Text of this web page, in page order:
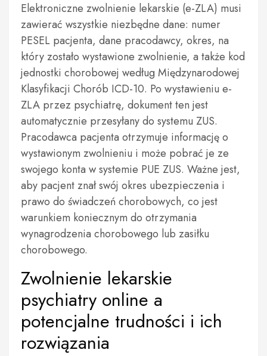
Elektroniczne zwolnienie lekarskie (e-ZLA) musi
zawierać wszystkie niezbędne dane: numer
PESEL pacjenta, dane pracodawcy, okres, na
który zostało wystawione zwolnienie, a także kod
jednostki chorobowej według Międzynarodowej
Klasyfikacji Chorób ICD-10. Po wystawieniu e-
ZLA przez psychiatrę, dokument ten jest
automatycznie przesyłany do systemu ZUS.
Pracodawca pacjenta otrzymuje informację o
wystawionym zwolnieniu i może pobrać je ze
swojego konta w systemie PUE ZUS. Ważne jest,
aby pacjent znał swój okres ubezpieczenia i
prawo do świadczeń chorobowych, co jest
warunkiem koniecznym do otrzymania
wynagrodzenia chorobowego lub zasiłku
chorobowego.
Zwolnienie lekarskie
psychiatry online a
potencjalne trudności i ich
rozwiązania